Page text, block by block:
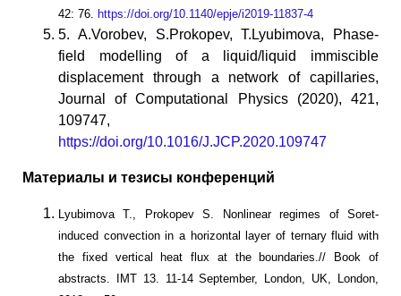
42: 76. https://doi.org/10.1140/epje/i2019-11837-4
5. A.Vorobev, S.Prokopev, T.Lyubimova, Phase-
field modelling of a liquid/liquid immiscible
displacement through a network of capillaries,
Journal of Computational Physics (2020), 421,
109747,
https://doi.org/10.1016/J.JCP.2020.109747
Материалы и тезисы конференций
Lyubimova T., Prokopev S. Nonlinear regimes of Soret-
induced convection in a horizontal layer of ternary fluid with
the fixed vertical heat flux at the boundaries.// Book of
abstracts. IMT 13. 11-14 September, London, UK, London,